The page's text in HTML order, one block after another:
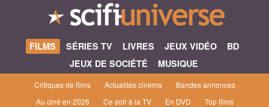
FILMS SÉRIES TV LIVRES JEUX VIDÉO
BD
JEUX DE SOCIÉTÉ
MUSIQUE
Critiques de films Actualités cinéma
Bandes annonces
Au ciné en 2026
Ce soir à la TV En DVD
Top films